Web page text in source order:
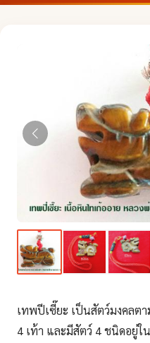
เทพปีเซี๊ยะ เป็นสัตว์มงคลต
4 เท้า และมีสัตว์ 4 ชนิดอยู่ใ